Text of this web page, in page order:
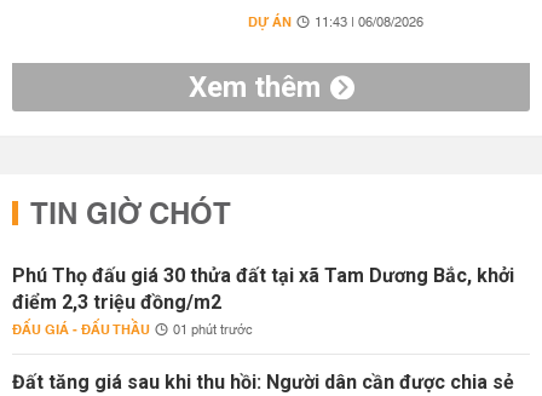
DỰ ÁN 11:43 | 06/08/2026
Xem thêm
TIN GIỜ CHÓT
Phú Thọ đấu giá 30 thửa đất tại xã Tam Dương Bắc, khởi
điểm 2,3 triệu đồng/m2
ĐẤU GIÁ - ĐẤU THẦU 01 phút trước
Đất tăng giá sau khi thu hồi: Người dân cần được chia sẻ